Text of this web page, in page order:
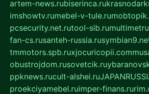
artem-news.rubiserinca.ru
imshowtv.rumebel-v-tule.ru
pcsecurity.net.rutool-sib.ru
fan-cs.rusanteh-russia.ru
tmmotors.spb.ruxjocuricopii.com
obustrojdom.rusovetcik.ru
ppknews.rucult-alshei.ru
proekciyamebel.ruimper-finans.ru